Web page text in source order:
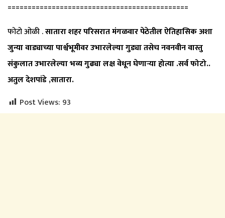
=============================================
फोटो ओळी .सातारा शहर परिसरात मंगळवार पेठेतील ऐतिहासिक अशा
जुन्या वाड्याच्या पार्श्वभूमीवर उभारलेल्या गुड्या तसेच नवनवीन वास्तु
संकुलात उभारलेल्या भव्य गुढ्या लक्ष वेधून घेणाऱ्या होत्या .सर्व फोटो..
अतुल देशपांडे ,सातारा.
Post Views: 93